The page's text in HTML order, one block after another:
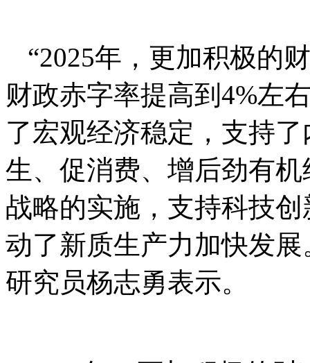
“2025年，更加积极的
财政赤字率提高到4%左
了宏观经济稳定，支持
生、促消费、增后劲有
战略的实施，支持科技
动了新质生产力加快发
研究员杨志勇表示。